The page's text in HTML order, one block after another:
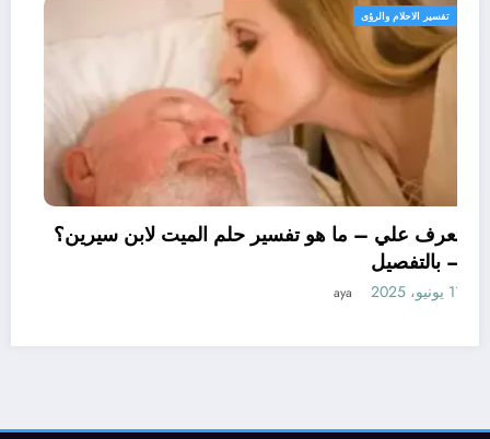
تفسير الاحلام والرؤى
تعرف علي – ما هو تفسير حلم الميت لابن سيرين؟
– بالتفصيل
11 يونيو، 2025